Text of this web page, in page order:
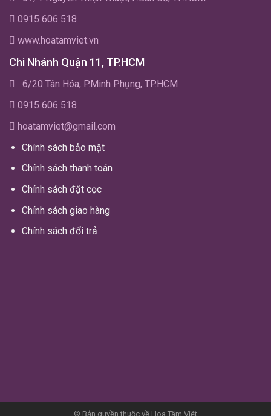
0915 606 518
www.hoatamviet.vn
Chi Nhánh Quận 11, TP.HCM
6/20 Tân Hóa, P.Minh Phụng, TP.HCM
0915 606 518
hoatamviet@gmail.com
Chính sách bảo mật
Chính sách thanh toán
Chính sách đặt cọc
Chính sách giao hàng
Chính sách đổi trả
© Bản quyền thuộc về Hoa Tâm Việt